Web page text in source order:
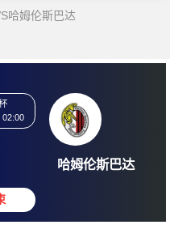
哈姆伦斯巴达
08-15 02:00
: 哈姆伦